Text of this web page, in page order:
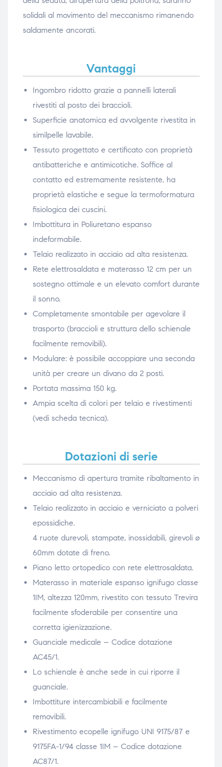
solidali al movimento del meccanismo rimanendo
saldamente ancorati.
Vantaggi
Ingombro ridotto grazie a pannelli laterali
rivestiti al posto dei braccioli.
Superficie anatomica ed avvolgente rivestita in
similpelle lavabile.
Tessuto progettato e certificato con proprietà
antibatteriche e antimicotiche. Soffice al
contatto ed estremamente resistente, ha
proprietà elastiche e segue la termoformatura
fisiologica dei cuscini.
Imbottitura in Poliuretano espanso
indeformabile.
Telaio realizzato in acciaio ad alta resistenza.
Rete elettrosaldata e materasso 12 cm per un
sostegno ottimale e un elevato comfort durante
il sonno.
Completamente smontabile per agevolare il
trasporto (braccioli e struttura dello schienale
facilmente removibili).
Modulare: è possibile accoppiare una seconda
unità per creare un divano da 2 posti.
Portata massima 150 kg.
Ampia scelta di colori per telaio e rivestimenti
(vedi scheda tecnica).
Dotazioni di serie
Meccanismo di apertura tramite ribaltamento in
acciaio ad alta resistenza.
Telaio realizzato in acciaio e verniciato a polveri
epossidiche.
4 ruote durevoli, stampate, inossidabili, girevoli ø
60mm dotate di freno.
Piano letto ortopedico con rete elettrosaldata.
Materasso in materiale espanso ignifugo classe
1IM, altezza 120mm, rivestito con tessuto Trevira
facilmente sfoderabile per consentire una
corretta igienizzazione.
Guanciale medicale – Codice dotazione
AC45/1.
Lo schienale è anche sede in cui riporre il
guanciale.
Imbottiture intercambiabili e facilmente
removibili.
Rivestimento ecopelle ignifugo UNI 9175/87 e
9175FA-1/94 classe 1IM – Codice dotazione
AC87/1.